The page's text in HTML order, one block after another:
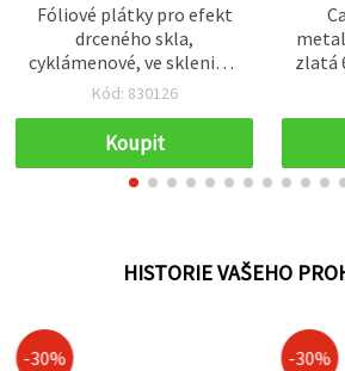
Fóliové plátky pro efekt
drceného skla,
cyklámenové, ve skleničce
3 ml (~1 g)
Kód: 830126
Koupit
zlatá
HISTORIE VAŠEHO
-30% -30%